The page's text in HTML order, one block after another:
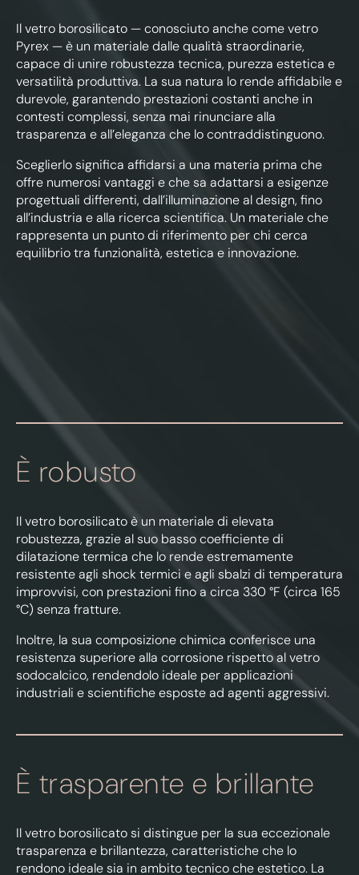
Il vetro borosilicato — conosciuto anche come vetro
Pyrex — è un materiale dalle qualità straordinarie,
capace di unire robustezza tecnica, purezza estetica e
versatilità produttiva. La sua natura lo rende affidabile e
durevole, garantendo prestazioni costanti anche in
contesti complessi, senza mai rinunciare alla
trasparenza e all’eleganza che lo contraddistinguono.
Sceglierlo significa affidarsi a una materia prima che
offre numerosi vantaggi e che sa adattarsi a esigenze
progettuali differenti, dall’illuminazione al design, fino
all’industria e alla ricerca scientifica. Un materiale che
rappresenta un punto di riferimento per chi cerca
equilibrio tra funzionalità, estetica e innovazione.
È robusto
Il vetro borosilicato è un materiale di elevata
robustezza, grazie al suo basso coefficiente di
dilatazione termica che lo rende estremamente
resistente agli shock termici e agli sbalzi di temperatura
improvvisi, con prestazioni fino a circa 330 °F (circa 165
°C) senza fratture.
Inoltre, la sua composizione chimica conferisce una
resistenza superiore alla corrosione rispetto al vetro
sodocalcico, rendendolo ideale per applicazioni
industriali e scientifiche esposte ad agenti aggressivi.
È trasparente e brillante
Il vetro borosilicato si distingue per la sua eccezionale
trasparenza e brillantezza, caratteristiche che lo
rendono ideale sia in ambito tecnico che estetico. La